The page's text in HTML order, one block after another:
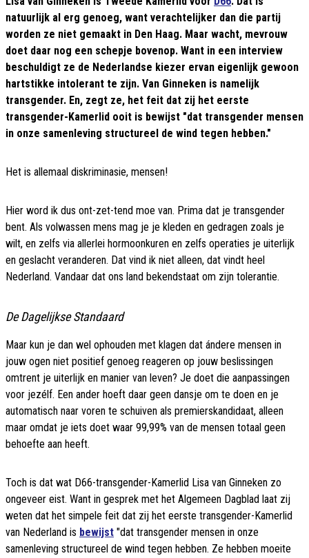
natuurlijk al erg genoeg, want verachtelijker dan die partij
worden ze niet gemaakt in Den Haag. Maar wacht, mevrouw
doet daar nog een schepje bovenop. Want in een interview
beschuldigt ze de Nederlandse kiezer ervan eigenlijk gewoon
hartstikke intolerant te zijn. Van Ginneken is namelijk
transgender. En, zegt ze, het feit dat zij het eerste
transgender-Kamerlid ooit is bewijst "dat transgender mensen
in onze samenleving structureel de wind tegen hebben."
Het is allemaal diskriminasie, mensen!
Hier word ik dus ont-zet-tend moe van. Prima dat je transgender
bent. Als volwassen mens mag je je kleden en gedragen zoals je
wilt, en zelfs via allerlei hormoonkuren en zelfs operaties je uiterlijk
en geslacht veranderen. Dat vind ik niet alleen, dat vindt heel
Nederland. Vandaar dat ons land bekendstaat om zijn tolerantie.
De Dagelijkse Standaard
Maar kun je dan wel ophouden met klagen dat ándere mensen in
jouw ogen niet positief genoeg reageren op jouw beslissingen
omtrent je uiterlijk en manier van leven? Je doet die aanpassingen
voor jezélf. Een ander hoeft daar geen dansje om te doen en je
automatisch naar voren te schuiven als premierskandidaat, alleen
maar omdat je iets doet waar 99,99% van de mensen totaal geen
behoefte aan heeft.
Toch is dat wat D66-transgender-Kamerlid Lisa van Ginneken zo
ongeveer eist. Want in gesprek met het Algemeen Dagblad laat zij
weten dat het simpele feit dat zij het eerste transgender-Kamerlid
van Nederland is bewijst "dat transgender mensen in onze
samenleving structureel de wind tegen hebben. Ze hebben moeite